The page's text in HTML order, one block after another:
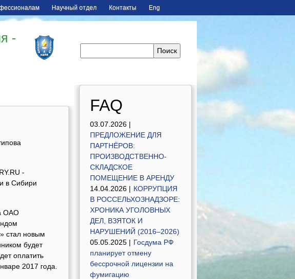
Научный отдел Контакты Eng
-
-
в Сибири
ОАО
стал новым
будет
оплатить
2017 года.
FAQ
03.07.2026 |
ПРЕДЛОЖЕНИЕ ДЛЯ
ПАРТНЁРОВ:
ПРОИЗВОДСТВЕННО-
СКЛАДСКОЕ
ПОМЕЩЕНИЕ В АРЕНДУ
14.04.2026 | КОРРУПЦИЯ
В РОССЕЛЬХОЗНАДЗОРЕ:
ХРОНИКА УГОЛОВНЫХ
ДЕЛ, ВЗЯТОК И
НАРУШЕНИЙ (2016–2026)
05.05.2025 | Госдума РФ
планирует отмену
бессрочной лицензии на
фумигацию